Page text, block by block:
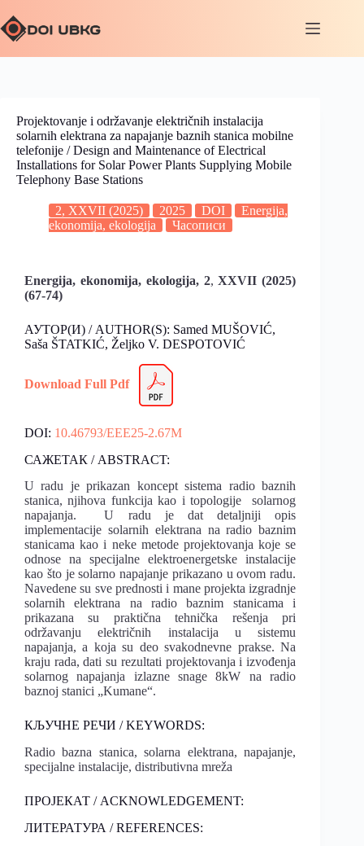
Projektovanje i održavanje električnih instalacija
solarnih elektrana za napajanje baznih stanica mobilne
telefonije / Design and Maintenance of Electrical
Installations for Solar Power Plants Supplying Mobile
Telephony Base Stations
2, XXVII (2025) 2025 DOI
Energija,
ekonomija, ekologija
Часописи
Energija, ekonomija, ekologija, 2, XXVII (2025)
(67-74)
АУТОР(И) / AUTHOR(S): Samed MUŠOVIĆ,
Saša ŠTATKIĆ, Željko V. DESPOTOVIĆ
Download Full Pdf
DOI: 10.46793/EEE25-2.67M
САЖЕТАК / ABSTRACT:
U radu je prikazan koncept sistema radio baznih
stanica, njihova funkcija kao i topologije solarnog
napajanja. U radu je dat detaljniji opis
implementacije solarnih elektrana na radio baznim
stanicama kao i neke metode projektovanja koje se
odnose na specijalne elektroenergetske instalacije
kao što je solarno napajanje prikazano u ovom radu.
Navedene su sve prednosti i mane projekta izgradnje
solarnih elektrana na radio baznim stanicama i
prikazana su praktična tehnička rešenja pri
održavanju električnih instalacija u sistemu
napajanja, a koja su deo svakodnevne prakse. Na
kraju rada, dati su rezultati projektovanja i izvođenja
solarnog napajanja izlazne snage 8kW na radio
baznoj stanici „Kumane“.
КЉУЧНЕ РЕЧИ / KEYWORDS:
Radio bazna stanica, solarna elektrana, napajanje,
specijalne instalacije, distributivna mreža
ПРОЈЕКАТ / ACKNOWLEDGEMENT:
ЛИТЕРАТУРА / REFERENCES: